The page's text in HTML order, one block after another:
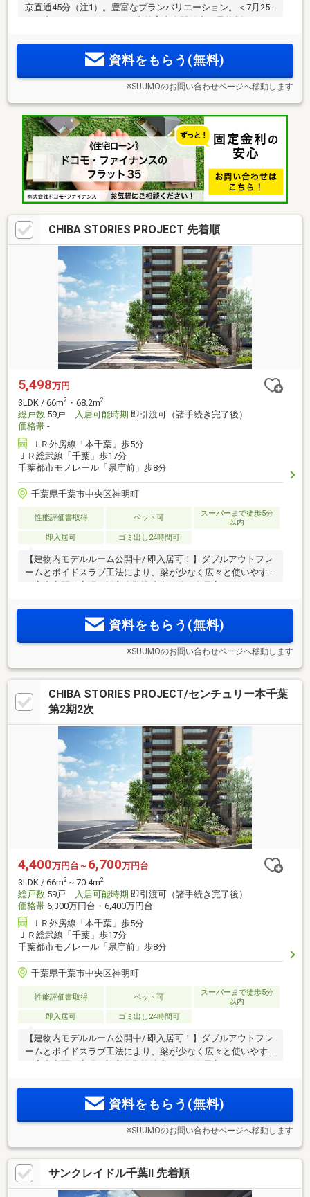
京直通45分（注1）。豊富なプランバリエーション。＜7月25
資料をもらう(無料)
※SUUMOのお問い合わせページへ移動します
CHIBA STORIES PROJECT 先着順
5,498万円
3LDK / 66m2 ・68.2m2
総戸数 59戸 入居可能時期 即引渡可（諸手続き完了後）
価格帯 -
ＪＲ外房線「本千葉」歩5分
ＪＲ総武線「千葉」歩17分
千葉都市モノレール「県庁前」歩8分
千葉県千葉市中央区神明町
性能評価書取得 ペット可
スーパーまで徒歩5分
以内
即入居可
ゴミ出し24時間可
【建物内モデルルーム公開中/ 即入居可！】ダブルアウトフレ
ームとボイドスラブ工法により、梁が少なく広々と使いやす
い室内空間を実現 / 新宿小学校徒歩10分 / 全居室ウォークイン
プレゼント実施中！
資料をもらう(無料)
※SUUMOのお問い合わせページへ移動します
CHIBA STORIES PROJECT/センチュリー本千葉
第2期2次
4,400万円台～ 6,700万円台
3LDK / 66m2 ～70.4m2
総戸数 59戸 入居可能時期 即引渡可（諸手続き完了後）
価格帯 6,300万円台・6,400万円台
ＪＲ外房線「本千葉」歩5分
ＪＲ総武線「千葉」歩17分
千葉都市モノレール「県庁前」歩8分
千葉県千葉市中央区神明町
性能評価書取得 ペット可
スーパーまで徒歩5分
以内
即入居可
ゴミ出し24時間可
【建物内モデルルーム公開中/ 即入居可！】ダブルアウトフレ
ームとボイドスラブ工法により、梁が少なく広々と使いやす
プレゼント実施中！
資料をもらう(無料)
※SUUMOのお問い合わせページへ移動します
サンクレイドル千葉II 先着順